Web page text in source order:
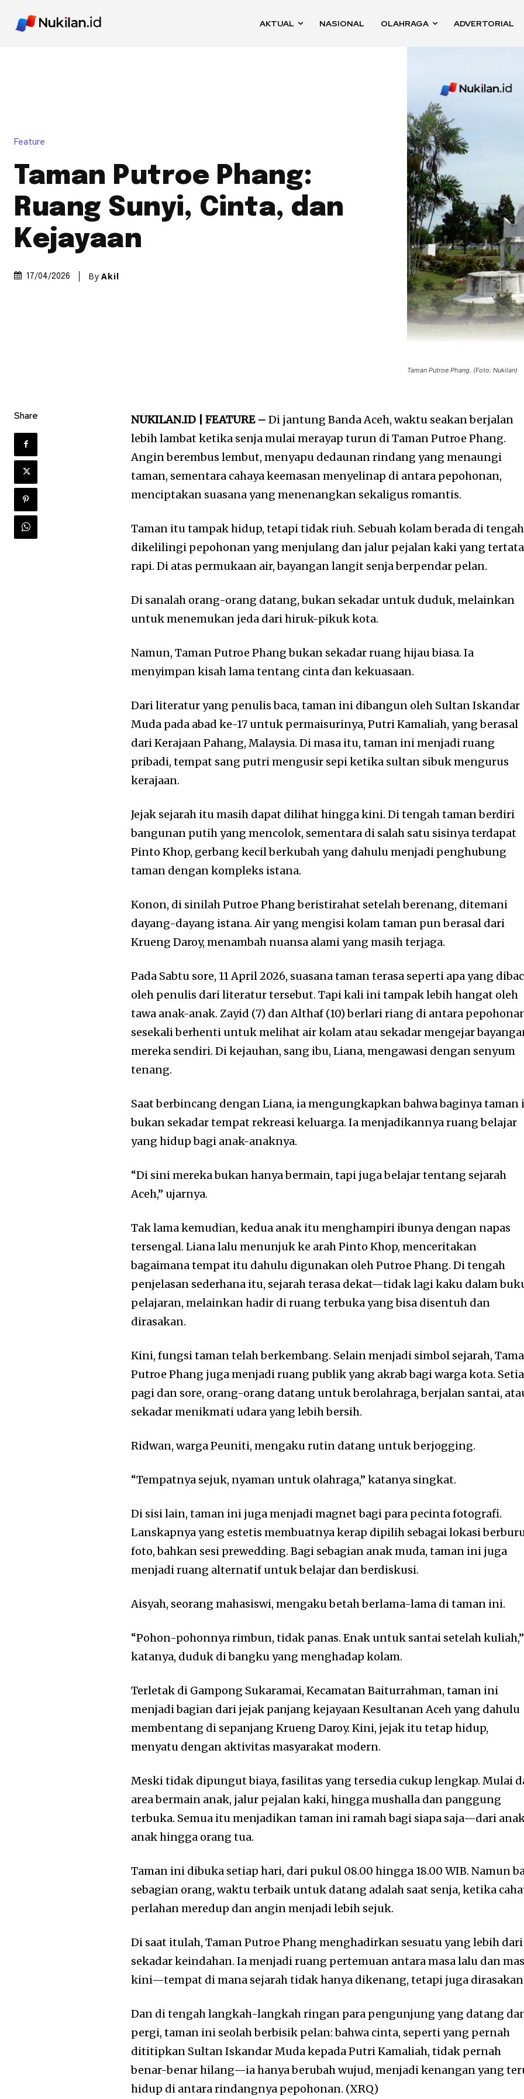
AKTUAL NASIONAL OLAHRAGA ADVERTORIAL
Feature
Taman Putroe Phang:
Ruang Sunyi, Cinta, dan
Kejayaan
17/04/2026 By Akil
Taman Putroe Phang. (Foto: Nukilan)
Share NUKILAN.ID | FEATURE – Di jantungBanda Aceh, waktu seakan berjalan
lebih lambat ketika senja mulai merayap turun diTaman Putroe Phang.
Angin berembus lembut, menyapu dedaunan rindang yang menaungi
taman, sementara cahaya keemasan menyelinap di antara pepohonan,
menciptakan suasana yang menenangkan sekaligus romantis.
Taman itu tampak hidup, tetapi tidak riuh. Sebuah kolam berada di
dikelilingi pepohonan yang menjulang dan jalur pejalan kaki yang tertata
rapi. Di atas permukaan air, bayangan langit senja berpendar pelan.
Di sanalah orang-orang datang, bukan sekadar untuk duduk, melainkan
untuk menemukan jeda dari hiruk-pikuk kota.
Namun,Taman Putroe Phangbukan sekadar ruang hijau biasa. Ia
menyimpan kisah lama tentang cinta dan kekuasaan.
Dari literatur yang penulis baca, taman ini dibangun oleh Sultan Iskandar
Muda pada abad ke-17 untuk permaisurinya,Putri Kamaliah, yang berasal
dari Kerajaan Pahang, Malaysia. Di masa itu, taman ini menjadi ruang
pribadi, tempat sang putri mengusir sepi ketika sultan sibuk mengurus
kerajaan.
Jejak sejarah itu masih dapat dilihat hingga kini. Di tengah taman berdiri
bangunan putih yang mencolok, sementara di salah satu sisinya terdapat
Pinto Khop, gerbang kecil berkubah yang dahulu menjadi penghubung
taman dengan kompleks istana.
Konon, di sinilah Putroe Phang beristirahat setelah berenang, ditemani
dayang-dayang istana. Air yang mengisi kolam taman pun berasal dari
Krueng Daroy, menambah nuansa alami yang masih terjaga.
Pada Sabtu sore, 11 April 2026, suasana taman terasa seperti apa yang
oleh penulis dari literatur tersebut. Tapi kali ini tampak lebih hangat oleh
tawa anak-anak. Zayid (7) dan Althaf (10) berlari riang di antara
sesekali berhenti untuk melihat air kolam atau sekadar mengejar
mereka sendiri. Di kejauhan, sang ibu, Liana, mengawasi dengan senyum
tenang.
Saat berbincang dengan Liana, ia mengungkapkan bahwa baginya taman
bukan sekadar tempat rekreasi keluarga. Ia menjadikannya ruang belajar
yang hidup bagi anak-anaknya.
“Di sini mereka bukan hanya bermain, tapi juga belajar tentang sejarah
Aceh,” ujarnya.
Tak lama kemudian, kedua anak itu menghampiri ibunya dengan napas
tersengal. Liana lalu menunjuk ke arahPinto Khop, menceritakan
bagaimana tempat itu dahulu digunakan oleh Putroe Phang. Di tengah
penjelasan sederhana itu, sejarah terasa dekat—tidak lagi kaku dalam
pelajaran, melainkan hadir di ruang terbuka yang bisa disentuh dan
dirasakan.
Kini, fungsi taman telah berkembang. Selain menjadi simbol sejarah,
Putroe Phang juga menjadi ruang publik yang akrab bagi warga kota.
pagi dan sore, orang-orang datang untuk berolahraga, berjalan santai,
sekadar menikmati udara yang lebih bersih.
Ridwan, warga Peuniti, mengaku rutin datang untuk berjogging.
“Tempatnya sejuk, nyaman untuk olahraga,” katanya singkat.
Di sisi lain, taman ini juga menjadi magnet bagi para pecinta fotografi.
Lanskapnya yang estetis membuatnya kerap dipilih sebagai lokasi
foto, bahkan sesi prewedding. Bagi sebagian anak muda, taman ini juga
menjadi ruang alternatif untuk belajar dan berdiskusi.
Aisyah, seorang mahasiswi, mengaku betah berlama-lama di taman ini.
“Pohon-pohonnya rimbun, tidak panas. Enak untuk santai setelah kuliah,”
katanya, duduk di bangku yang menghadap kolam.
Terletak di Gampong Sukaramai, Kecamatan Baiturrahman, taman ini
menjadi bagian dari jejak panjang kejayaan Kesultanan Aceh yang dahulu
membentang di sepanjangKrueng Daroy. Kini, jejak itu tetap hidup,
menyatu dengan aktivitas masyarakat modern.
Meski tidak dipungut biaya, fasilitas yang tersedia cukup lengkap. Mulai
area bermain anak, jalur pejalan kaki, hingga mushalla dan panggung
terbuka. Semua itu menjadikan taman ini ramah bagi siapa saja—dari
anak hingga orang tua.
Taman ini dibuka setiap hari, dari pukul 08.00 hingga 18.00 WIB. Namun
sebagian orang, waktu terbaik untuk datang adalah saat senja, ketika
perlahan meredup dan angin menjadi lebih sejuk.
Di saat itulah,Taman Putroe Phang menghadirkan sesuatu yang lebih dari
sekadar keindahan. Ia menjadi ruang pertemuan antara masa lalu dan
kini—tempat di mana sejarah tidak hanya dikenang, tetapi juga
Dan di tengah langkah-langkah ringan para pengunjung yang datang
pergi, taman ini seolah berbisik pelan: bahwa cinta, seperti yang pernah
dititipkan Sultan Iskandar MudakepadaPutri Kamaliah, tidak pernah
benar-benar hilang—ia hanya berubah wujud, menjadi kenangan yang
hidup di antara rindangnya pepohonan. (XRQ)